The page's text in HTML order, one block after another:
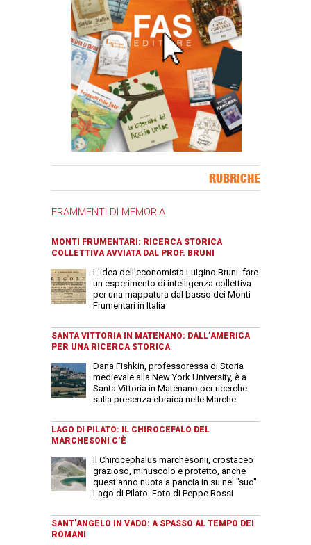
RUBRICHE
FRAMMENTI DI MEMORIA
MONTI FRUMENTARI: RICERCA STORICA
COLLETTIVA AVVIATA DAL PROF. BRUNI
L'idea dell'economista Luigino Bruni: fare
un esperimento di intelligenza collettiva
per una mappatura dal basso dei Monti
Frumentari in Italia
SANTA VITTORIA IN MATENANO: DALL’AMERICA
PER UNA RICERCA STORICA
Dana Fishkin, professoressa di Storia
medievale alla New York University, è a
Santa Vittoria in Matenano per ricerche
sulla presenza ebraica nelle Marche
LAGO DI PILATO: IL CHIROCEFALO DEL
MARCHESONI C’È
Il Chirocephalus marchesonii, crostaceo
grazioso, minuscolo e protetto, anche
quest'anno nuota a pancia in su nel "suo"
Lago di Pilato. Foto di Peppe Rossi
SANT’ANGELO IN VADO: A SPASSO AL TEMPO DEI
ROMANI